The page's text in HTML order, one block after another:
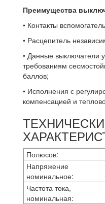
Преимущества
• Контакты
• Расцепитель
• Данные выключатели
требованиям
баллов;
• Исполнения с
компенсацией и
Полюсов:
Напряжение
номинальное:
Частота тока,
номинальная: